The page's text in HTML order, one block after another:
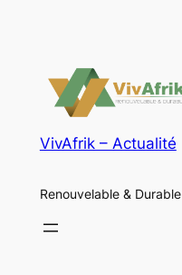
VivAfrik – Actualité
Renouvelable & Durable